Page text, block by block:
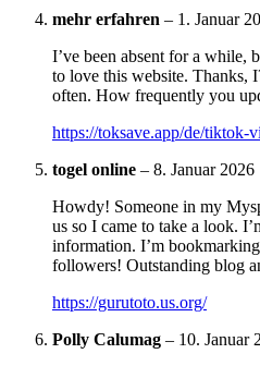
mehr erfahren – 1. Januar
I’ve been absent for a while,
to love this website. Thanks,
often. How frequently you
https://toksave.app/de/tiktok-
togel online – 8. Januar 2026
Howdy! Someone in my
us so I came to take a look.
information. I’m
followers! Outstanding blog
https://gurutoto.us.org/
Polly Calumag – 10. Januar